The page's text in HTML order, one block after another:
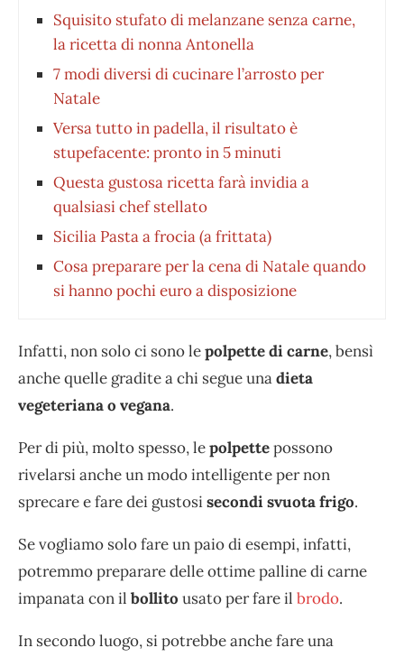
Squisito stufato di melanzane senza carne,
la ricetta di nonna Antonella
7 modi diversi di cucinare l’arrosto per
Natale
Versa tutto in padella, il risultato è
stupefacente: pronto in 5 minuti
Questa gustosa ricetta farà invidia a
qualsiasi chef stellato
Sicilia Pasta a frocia (a frittata)
Cosa preparare per la cena di Natale quando
si hanno pochi euro a disposizione
Infatti, non solo ci sono lepolpette di carne, bensì
anche quelle gradite a chi segue unadieta
vegeteriana o vegana.
Per di più, molto spesso, lepolpettepossono
rivelarsi anche un modo intelligente per non
sprecare e fare dei gustosisecondi svuota frigo.
Se vogliamo solo fare un paio di esempi, infatti,
potremmo preparare delle ottime palline di carne
impanata con il bollito usato per fare il brodo.
In secondo luogo, si potrebbe anche fare una